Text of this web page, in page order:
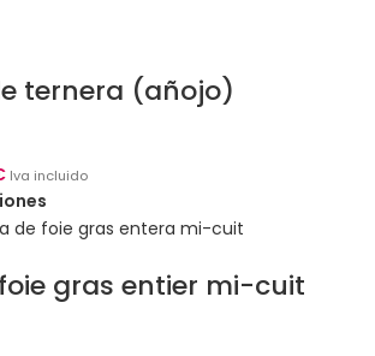
ternera (añojo)
Iva incluido
gras entier mi-cuit